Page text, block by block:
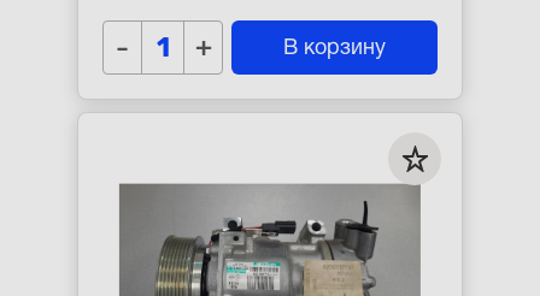
- + В корзину